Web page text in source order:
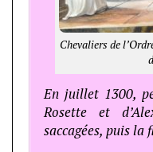
Chevaliers de
En juillet 1300,
Rosette et
saccagées, puis la